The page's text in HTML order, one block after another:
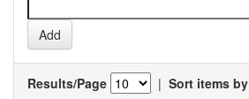
Results/Page | Sort items by